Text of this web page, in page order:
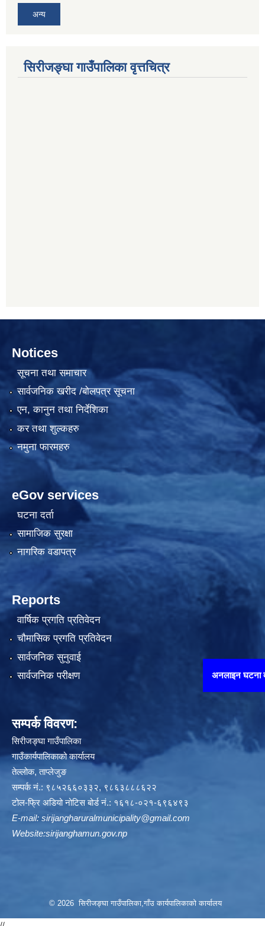
अन्य
सिरीजङ्घा गाउँपालिका वृत्तचित्र
अनलाइन घटना दर्ता गर्न यहाँ
Notices
सूचना तथा समाचार
सार्वजनिक खरीद /बोलपत्र सूचना
एन, कानुन तथा निर्देशिका
कर तथा शुल्कहरु
नमुना फारमहरु
eGov services
घटना दर्ता
सामाजिक सुरक्षा
नागरिक वडापत्र
Reports
वार्षिक प्रगति प्रतिवेदन
चौमासिक प्रगति प्रतिवेदन
सार्वजनिक सुनुवाई
सार्वजनिक परीक्षण
सम्पर्क विवरण:
सिरीजङ्घा गाउँपालिका
गाउँकार्यपालिकाको कार्यालय
तेल्लोक, ताप्लेजुङ
सम्पर्क नं.: ९८५२६६०३३२, ९८६३८८८६२२
टोल-फ्रि अडियो नोटिस बोर्ड नं.: १६१८-०२१-६९६४९३
E-mail: sirijangharuralmunicipality@gmail.com
Website:sirijanghamun.gov.np
© 2026 सिरीजङ्घा गाउँपालिका,गाँउ कार्यपालिकाको कार्यालय